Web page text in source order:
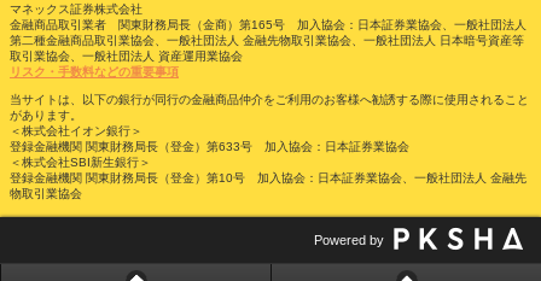
マネックス証券株式会社
金融商品取引業者 関東財務局長（金商）第165号 加入協会：日本証券業協会、一般社団法人
第二種金融商品取引業協会、一般社団法人 金融先物取引業協会、一般社団法人 日本暗号資産等
取引業協会、一般社団法人 資産運用業協会
リスク・手数料などの重要事項
当サイトは、以下の銀行が同行の金融商品仲介をご利用のお客様へ勧誘する際に使用されること
があります。
＜株式会社イオン銀行＞
登録金融機関 関東財務局長（登金）第633号 加入協会：日本証券業協会
＜株式会社SBI新生銀行＞
登録金融機関 関東財務局長（登金）第10号 加入協会：日本証券業協会、一般社団法人 金融先
物取引業協会
Powered by